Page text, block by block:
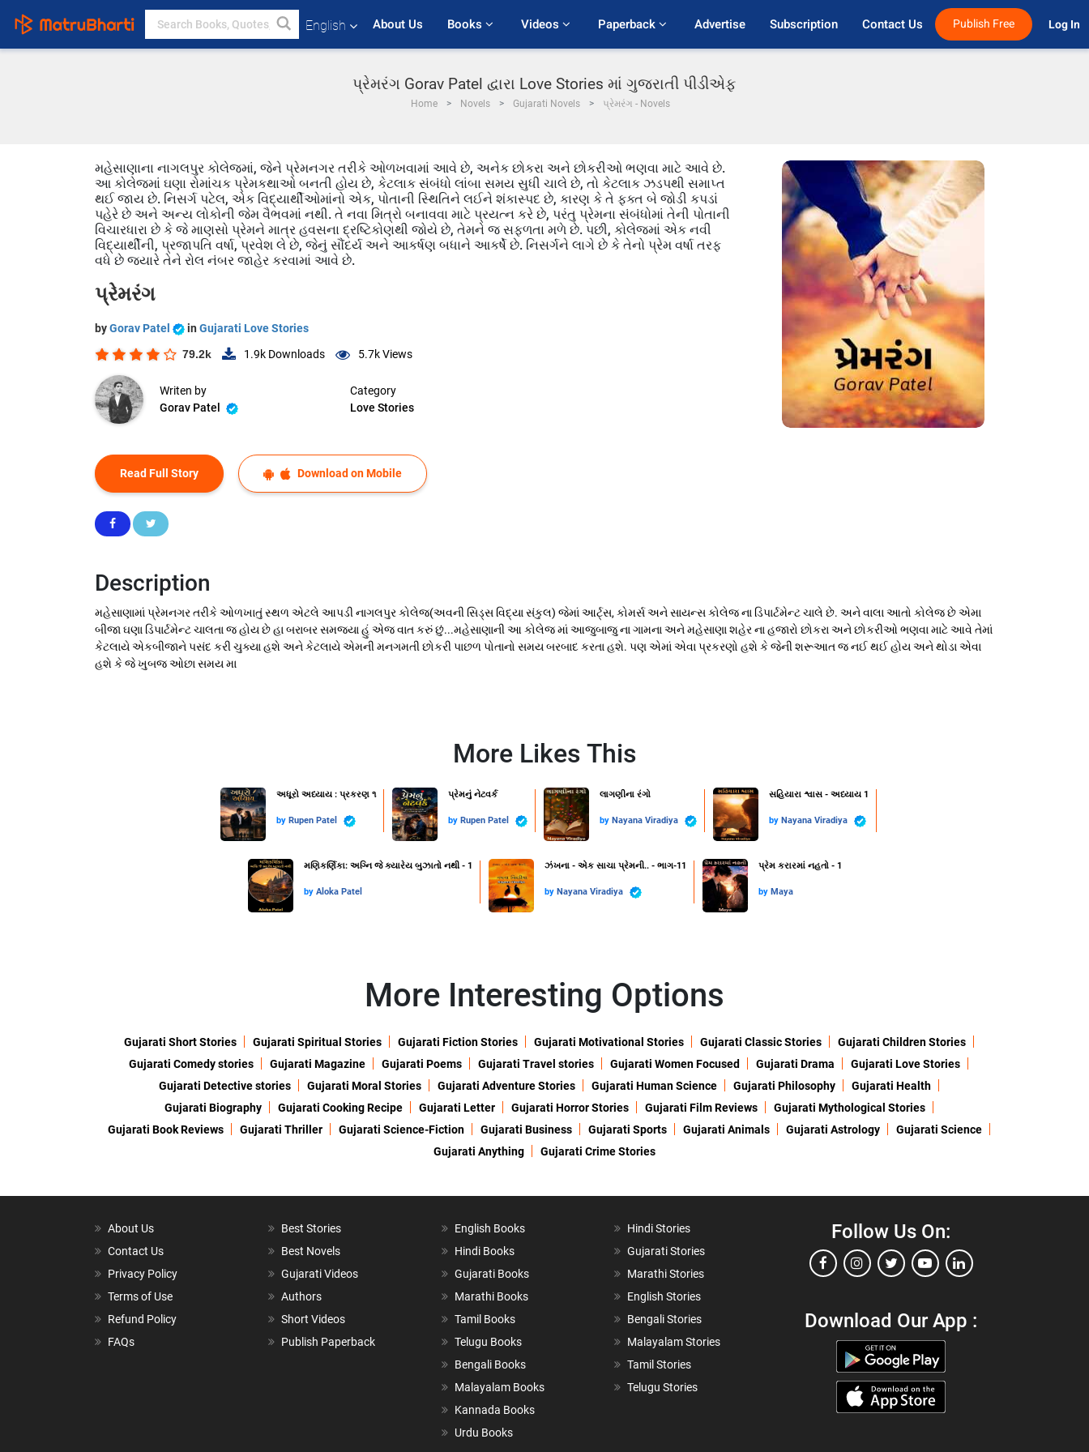
English About Us Books Videos Paperback Advertise Subscription Contact Us Publish Free Log In
પ્રેમરંગ Gorav Patel દ્વારા Love Stories માં ગુજરાતી પીડીએફ
Home Novels Gujarati Novels પ્રેમરંગ - Novels
મહેસાણાના નાગલપુર કોલેજમાં, જેને પ્રેમનગર તરીકે ઓળખવામાં આવે છે, અનેક છોકરા અને છોકરીઓ ભણવા માટે આવે છે.
આ કોલેજમાં ઘણા રોમાંચક પ્રેમકથાઓ બનતી હોય છે, કેટલાક સંબંધો લાંબા સમય સુધી ચાલે છે, તો કેટલાક ઝડપથી સમાપ્ત
થઈ જાય છે. નિસર્ગ પટેલ, એક વિદ્યાર્થીઓમાંનો એક, પોતાની સ્થિતિને લઈને શંકાસ્પદ છે, કારણ કે તે ફક્ત બે જોડી કપડાં
પહેરે છે અને અન્ય લોકોની જેમ વૈભવમાં નથી. તે નવા મિત્રો બનાવવા માટે પ્રયત્ન કરે છે, પરંતુ પ્રેમના સંબંધોમાં તેની પોતાની
વિચારધારા છે કે જે માણસો પ્રેમને માત્ર હવસના દ્રષ્ટિકોણથી જોયે છે, તેમને જ સફળતા મળે છે. પછી, કોલેજમાં એક નવી
વિદ્યાર્થીની, પ્રજાપતિ વર્ષા, પ્રવેશ લે છે, જેનું સૌંદર્ય અને આકર્ષણ બધાને આકર્ષે છે. નિસર્ગને લાગે છે કે તેનો પ્રેમ વર્ષા તરફ
વધે છે જ્યારે તેને રોલ નંબર જાહેર કરવામાં આવે છે.
પ્રેમરંગ
byGorav Patel in Gujarati Love Stories
79.2k 1.9k Downloads 5.7kViews
Writen by
Gorav Patel
Category
Love Stories
Read Full Story Download on Mobile
Description
મહેસાણામાં પ્રેમનગર તરીકે ઓળખાતું સ્થળ એટલે આપડી નાગલપુર કોલેજ(અવની સિડ્સ વિદ્યા સંકુલ) જેમાં આર્ટ્સ, કોમર્સ અને સાયન્સ કોલેજ ના ડિપાર્ટમેન્ટ ચાલે છે. અને વાલા આતો કોલેજ છે એમા
બીજા ઘણા ડિપાર્ટમેન્ટ ચાલતા જ હોય છે હા બરાબર સમજ્યા હું એજ વાત કરું છું...મહેસાણાની આ કોલેજ માં આજુબાજુ ના ગામના અને મહેસાણા શહેર ના હજારો છોકરા અને છોકરીઓ ભણવા માટે આવે તેમાં
કેટલાયે એકબીજાને પસંદ કરી ચુક્યા હશે અને કેટલાયે એમની મનગમતી છોકરી પાછળ પોતાનો સમય બરબાદ કરતા હશે. પણ એમાં એવા પ્રકરણો હશે કે જેની શરૂઆત જ નઈ થઈ હોય અને થોડા એવા
હશે કે જે ખુબજ ઓછા સમય મા
More Likes This
અધૂરો અધ્યાય : પ્રકરણ ૧
by Rupen Patel
પ્રેમનું નેટવર્ક
by Rupen Patel
લાગણીના રંગો
by Nayana Viradiya
સહિયારા શ્વાસ - અધ્યાય 1
by Nayana Viradiya
મણિકર્ણિકા: અગ્નિ જે ક્યારેય બુઝાતો નથી - 1
by Aloka Patel
ઝંખના - એક સાચા પ્રેમની.. - ભાગ-11
by Nayana Viradiya
પ્રેમ કરારમાં નહતો - 1
by Maya
More Interesting Options
Gujarati Short Stories Gujarati Spiritual Stories Gujarati Fiction Stories Gujarati Motivational Stories Gujarati Classic Stories
Gujarati Children Stories
Gujarati Comedy stories
Gujarati Magazine Gujarati Poems Gujarati Travel stories Gujarati Women Focused Gujarati Drama
Gujarati Love Stories
Gujarati Detective stories
Gujarati Moral Stories Gujarati Adventure Stories Gujarati Human Science Gujarati Philosophy
Gujarati Health
Gujarati Biography
Gujarati Cooking Recipe Gujarati Letter Gujarati Horror Stories Gujarati Film Reviews
Gujarati Mythological Stories
Gujarati Book Reviews
Gujarati Thriller Gujarati Science-Fiction Gujarati Business Gujarati Sports Gujarati Animals Gujarati Astrology
Gujarati Science
Gujarati Anything
Gujarati Crime Stories
About Us
Contact Us
Privacy Policy
Terms of Use
Refund Policy
FAQs
Best Stories
Best Novels
Gujarati Videos
Authors
Short Videos
Publish Paperback
English Books
Hindi Books
Gujarati Books
Marathi Books
Tamil Books
Telugu Books
Bengali Books
Malayalam Books
Kannada Books
Urdu Books
Hindi Stories
Gujarati Stories
Marathi Stories
English Stories
Bengali Stories
Malayalam Stories
Tamil Stories
Telugu Stories
Follow Us On:
Download Our App :